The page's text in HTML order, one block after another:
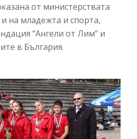
от министерствата
на младежта и спорта,
“Ангели от Лим” и
в България.